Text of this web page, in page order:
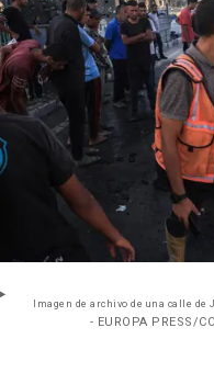
Imagen de archivo de una calle de
- EUROPA PRESS/